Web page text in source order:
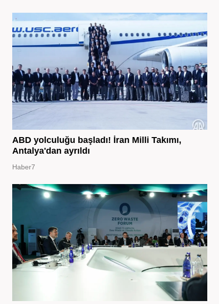
ABD yolculuğu başladı! İran Milli Takımı,
Antalya'dan ayrıldı
Haber7